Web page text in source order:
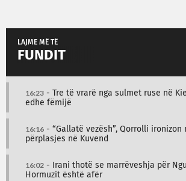
LAJME MË TË
FUNDIT
16:23 - Tre të vrarë nga sulmet ruse në
edhe fëmijë
16:16 - “Gallatë vezësh”, Qorrolli ironizon
përplasjes në Kuvend
16:02 - Irani thotë se marrëveshja për
Hormuzit është afër